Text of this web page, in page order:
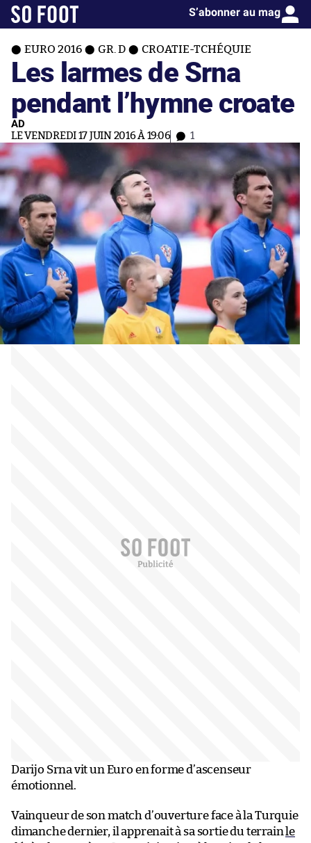
S’abonner au mag
EURO 2016 GR. D CROATIE-TCHÉQUIE
Les larmes de Srna
pendant l’hymne croate
AD
LE VENDREDI 17 JUIN 2016 À 19:06 1
Darijo Srna vit un Euro en forme d’ascenseur
émotionnel.
Vainqueur de son match d’ouverture face à la Turquie
dimanche dernier, il apprenait à sa sortie du terrain le